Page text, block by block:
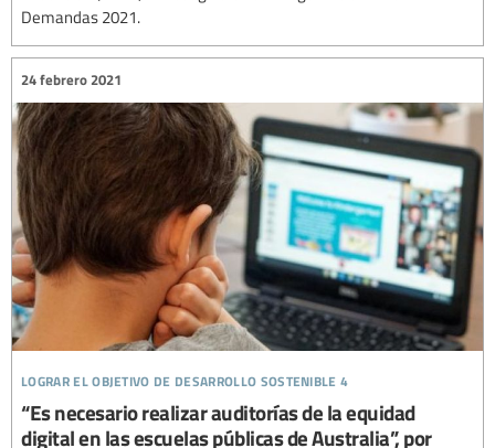
Demandas 2021.
lograr el objetivo de desarrollo sostenible 4
24 febrero 2021
“Es necesario realizar auditorías de la equidad
digital en las escuelas públicas de Australia”, por